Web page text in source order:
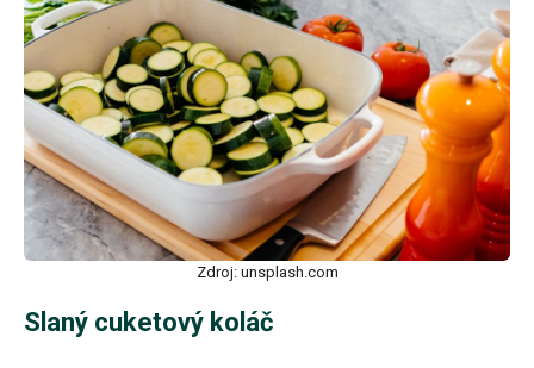
Zdroj: unsplash.com
Slaný cuketový koláč